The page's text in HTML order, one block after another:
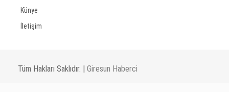
Künye
İletişim
Tüm Hakları Saklıdır. | Giresun Haberci